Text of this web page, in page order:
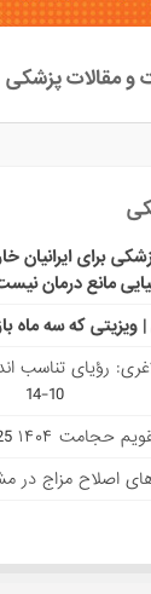
و مقالات پزشکی
برای ایرانیان
مانع درمان
که سه ماه
رؤیای تناسب
10-14
حجامت ۱۴۰۴